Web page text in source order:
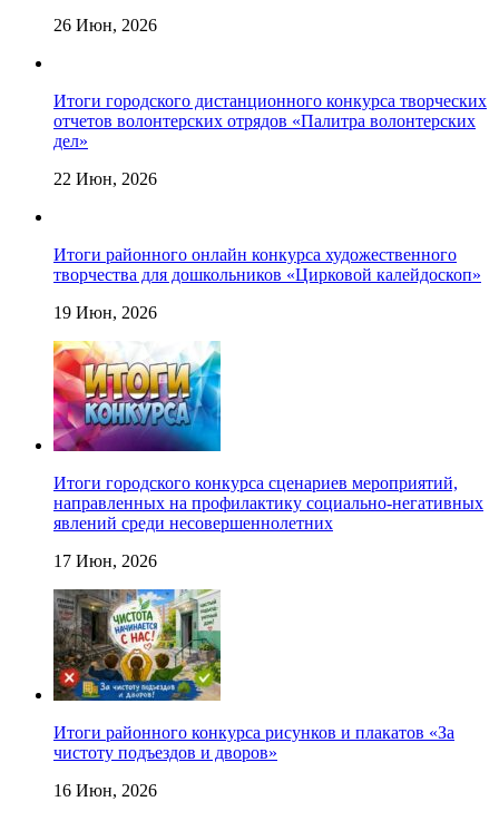
26 Июн, 2026
Итоги городского дистанционного конкурса творческих
отчетов волонтерских отрядов «Палитра волонтерских
дел»
22 Июн, 2026
Итоги районного онлайн конкурса художественного
творчества для дошкольников «Цирковой калейдоскоп»
19 Июн, 2026
Итоги городского конкурса сценариев мероприятий,
направленных на профилактику социально-негативных
явлений среди несовершеннолетних
17 Июн, 2026
Итоги районного конкурса рисунков и плакатов «За
чистоту подъездов и дворов»
16 Июн, 2026